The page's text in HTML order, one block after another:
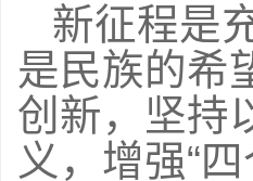
新征程是
是民族的希
创新，坚持
义，增强“